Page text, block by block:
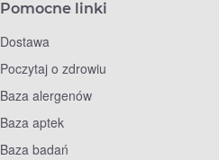
Pomocne linki
Dostawa
Poczytaj o zdrowiu
Baza alergenów
Baza aptek
Baza badań